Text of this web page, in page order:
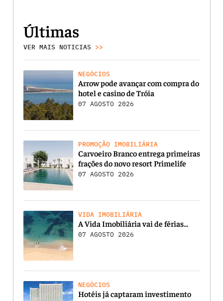
Últimas
VER MAIS NOTICIAS >>
NEGÓCIOS
Arrow pode avançar com compra do
hotel e casino de Tróia
07 AGOSTO 2026
PROMOÇÃO IMOBILIÁRIA
Carvoeiro Branco entrega primeiras
frações do novo resort Primelife
07 AGOSTO 2026
VIDA IMOBILIÁRIA
A Vida Imobiliária vai de férias…
07 AGOSTO 2026
NEGÓCIOS
Hotéis já captaram investimento